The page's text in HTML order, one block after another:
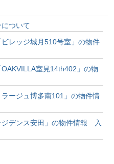
ついて
レッジ城月510号室」の物件
室見14th402」の物
ージュ博多南101」の物件情
デンス安田」の物件情報 入